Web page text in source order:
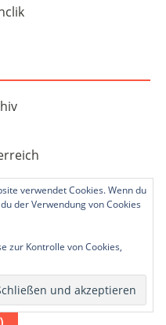
verwendet Cookies. Wenn du
der Verwendung von Cookies
zur Kontrolle von Cookies,